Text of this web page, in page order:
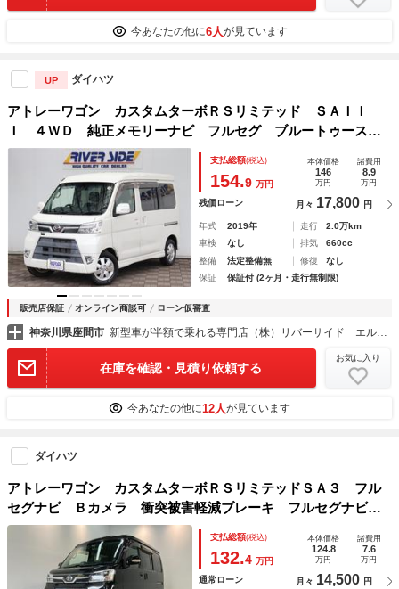
今あなたの他に6人が見ています
UP ダイハツ
アトレーワゴン カスタムターボＲＳリミテッド ＳＡＩＩ
Ｉ ４ＷＤ 純正メモリーナビ フルセグ ブルートゥース
Ｂカメラ キーレス 純正アルミ 左パワースライドドア Ｌ
ＥＤライトフォグ オーバーヘッドシャルフ ウインカーミラ
ー スマアシ アイドリングストップ
支払総額(税込)
154.9 万円
本体価格
146
万円
諸費用
8.9
万円
残価ローン 月々 17,800 円
年式 2019年 走行
2.0万km
車検
なし 排気
660cc
整備
法定整備無 修復
なし
保証
保証付 (2ヶ月・走行無制限)
販売店保証 オンライン商談可 ローン仮審査
神奈川県座間市 新型車が半額で乗れる専門店（株）リバーサイド エルザ２４６号店
在庫を確認・見積り依頼する
お気に入り
今あなたの他に12人が見ています
ダイハツ
アトレーワゴン カスタムターボＲＳリミテッドＳＡ３ フル
セグナビ Ｂカメラ 衝突被害軽減ブレーキ フルセグナビ
Ｂｌｕｅｔｏｏｔｈ ＤＶＤ再生 ＵＳＢ バックカメラ ド
ラレコ ＥＴＣ 左側電動スライドドア ＬＥＤ オートライ
ト 電格ミラー キーレスエントリー エコアイドル
支払総額(税込)
132.4 万円
本体価格
124.8
万円
諸費用
7.6
万円
通常ローン 月々 14,500 円